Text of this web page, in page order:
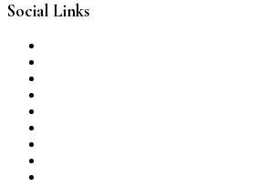
Social Links